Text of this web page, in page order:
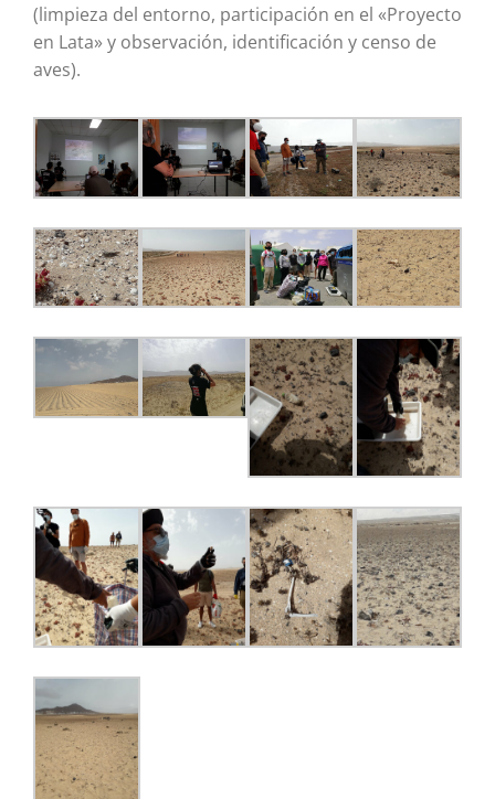
(limpieza del entorno, participación en el «Proyecto
en Lata» y observación, identificación y censo de
aves).